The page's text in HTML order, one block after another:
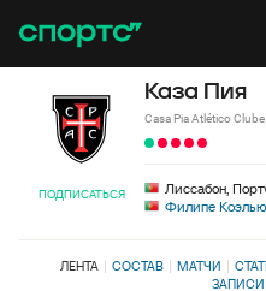
ПОДПИСАТЬСЯ
Каза Пия
Casa Pia Atlético Clube
Лиссабон,
Филипе Коэлью
ЛЕНТА СОСТАВ МАТЧИ
ЗАПИСИ